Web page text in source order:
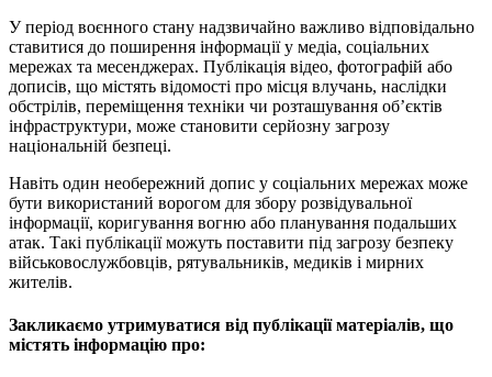
У період воєнного стану надзвичайно важливо відповідально
ставитися до поширення інформації у медіа, соціальних
мережах та месенджерах. Публікація відео, фотографій або
дописів, що містять відомості про місця влучань, наслідки
обстрілів, переміщення техніки чи розташування об’єктів
інфраструктури, може становити серйозну загрозу
національній безпеці.
Навіть один необережний допис у соціальних мережах може
бути використаний ворогом для збору розвідувальної
інформації, коригування вогню або планування подальших
атак. Такі публікації можуть поставити під загрозу безпеку
військовослужбовців, рятувальників, медиків і мирних
жителів.
Закликаємо утримуватися від публікації матеріалів, що
містять інформацію про: